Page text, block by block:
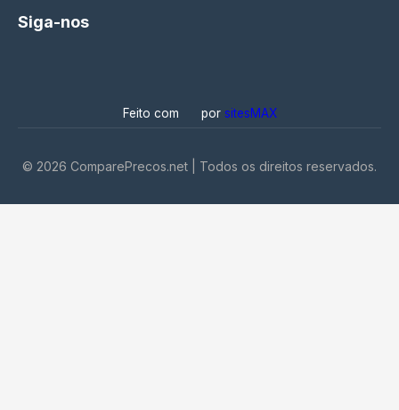
Siga-nos
Feito com por sitesMAX
© 2026 ComparePrecos.net | Todos os direitos reservados.